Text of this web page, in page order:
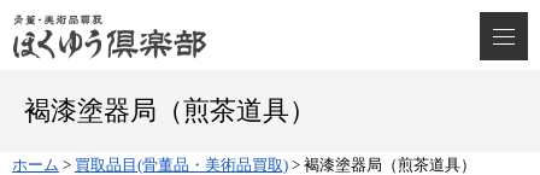
褐漆塗器局（煎茶道具）
ホーム > 買取品目(骨董品・美術品買取) > 褐漆塗器局（煎茶道具）